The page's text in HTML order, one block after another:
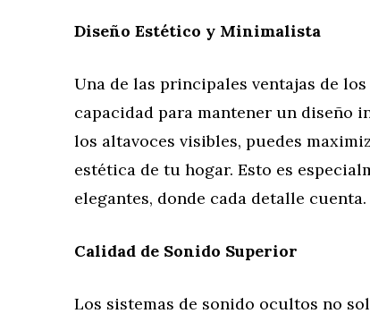
Diseño Estético y Minimalista
Una de las principales ventajas de
capacidad para mantener un
los altavoces visibles, puedes
estética de tu hogar. Esto es
elegantes, donde cada detalle cuenta.
Calidad de Sonido Superior
Los sistemas de sonido ocultos no